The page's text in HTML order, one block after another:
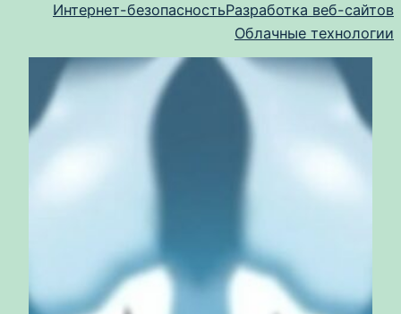
Интернет-безопасностьРазработка веб-сайтов
Облачные технологии